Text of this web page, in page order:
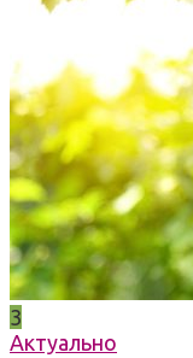
3
Актуально